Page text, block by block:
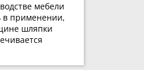
мебели
в применении,
шляпки